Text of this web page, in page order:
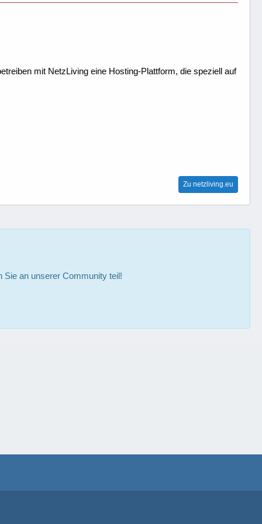
mit NetzLiving eine Hosting-Plattform, die speziell auf
Zu netzliving.eu
Sie an unserer Community teil!